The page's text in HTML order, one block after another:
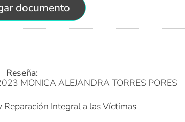
documento
Reseña:
MONICA ALEJANDRA TORRES PORES
Integral a las Víctimas